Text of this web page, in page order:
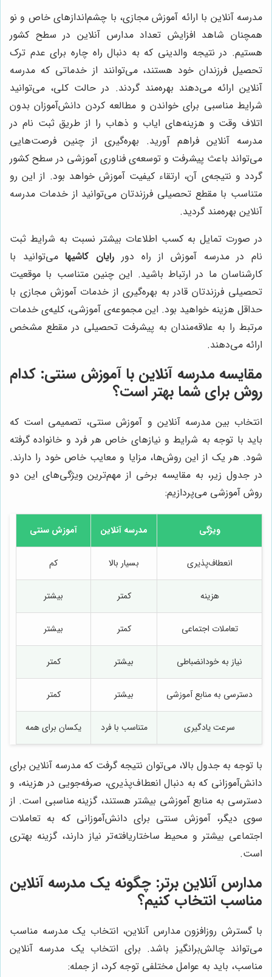
مدرسه آنلاین با ارائه آموزش مجازی، با چشم‌اندازهای خاص و نو
همچنان شاهد افزایش تعداد مدارس آنلاین در سطح کشور
هستیم. در نتیجه والدینی که به دنبال راه چاره برای عدم ترک
تحصیل فرزندان خود هستند، می‌توانند از خدماتی که مدرسه
آنلاین ارائه می‌دهند بهره‌مند گردند. در حالت کلی، می‌توانید
شرایط مناسبی برای خواندن و مطالعه کردن دانش‌آموزان بدون
اتلاف وقت و هزینه‌های ایاب و ذهاب را از طریق ثبت نام در
مدرسه آنلاین فراهم آورید. بهره‌گیری از چنین فرصت‌هایی
می‌تواند باعث پیشرفت و توسعه‌ی فناوری آموزشی در سطح کشور
گردد و نتیجه‌ی آن، ارتقاء کیفیت آموزش خواهد بود. از این رو
متناسب با مقطع تحصیلی فرزندتان می‌توانید از خدمات مدرسه
آنلاین بهره‌مند گردید.
در صورت تمایل به کسب اطلاعات بیشتر نسبت به شرایط ثبت
نام در مدرسه آموزش از راه دور رایان کاشیهامی‌توانید با
کارشناسان ما در ارتباط باشید. این چنین متناسب با موقعیت
تحصیلی فرزندتان قادر به بهره‌گیری از خدمات آموزش مجازی با
حداقل هزینه خواهید بود. این مجموعه‌ی آموزشی، کلیه‌ی خدمات
مرتبط را به علاقه‌مندان به پیشرفت تحصیلی در مقطع مشخص
ارائه می‌دهند.
مقایسه مدرسه آنلاین با آموزش سنتی: کدام
روش برای شما بهتر است؟
انتخاب بین مدرسه آنلاین و آموزش سنتی، تصمیمی است که
باید با توجه به شرایط و نیازهای خاص هر فرد و خانواده گرفته
شود. هر یک از این روش‌ها، مزایا و معایب خاص خود را دارند.
در جدول زیر، به مقایسه برخی از مهم‌ترین ویژگی‌های این دو
روش آموزشی می‌پردازیم:
ویژگی مدرسه آنلاین آموزش سنتی
انعطاف‌پذیری بسیار بالا کم
هزینه کمتر بیشتر
تعاملات اجتماعی کمتر بیشتر
نیاز به خودانضباطی بیشتر کمتر
دسترسی به منابع آموزشی بیشتر کمتر
سرعت یادگیری متناسب با فرد یکسان برای همه
با توجه به جدول بالا، می‌توان نتیجه گرفت که مدرسه آنلاین برای
دانش‌آموزانی که به دنبال انعطاف‌پذیری، صرفه‌جویی در هزینه، و
دسترسی به منابع آموزشی بیشتر هستند، گزینه مناسبی است. از
سوی دیگر، آموزش سنتی برای دانش‌آموزانی که به تعاملات
اجتماعی بیشتر و محیط ساختاریافته‌تر نیاز دارند، گزینه بهتری
است.
مدارس آنلاین برتر: چگونه یک مدرسه آنلاین
مناسب انتخاب کنیم؟
با گسترش روزافزون مدارس آنلاین، انتخاب یک مدرسه مناسب
می‌تواند چالش‌برانگیز باشد. برای انتخاب یک مدرسه آنلاین
مناسب، باید به عوامل مختلفی توجه کرد، از جمله: